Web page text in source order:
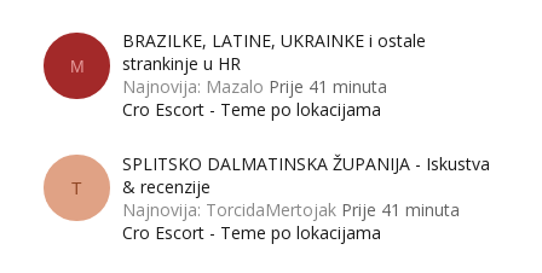
M
BRAZILKE, LATINE, UKRAINKE i ostale
strankinje u HR
Najnovija: Mazalo Prije 41 minuta
Cro Escort - Teme po lokacijama
T
SPLITSKO DALMATINSKA ŽUPANIJA - Iskustva
& recenzije
Najnovija: TorcidaMertojak Prije 41 minuta
Cro Escort - Teme po lokacijama